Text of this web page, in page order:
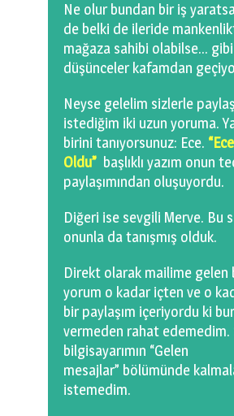
Ne olur bundan bir iş
de belki de ileride
mağaza sahibi olabilse… gibi
düşünceler kafamdan
Neyse gelelim sizlerle
istediğim iki uzun yoruma.
birini tanıyorsunuz: Ece.
Oldu” başlıklı yazım onun
paylaşımından oluşuyordu.
Diğeri ise sevgili Merve. Bu
onunla da tanışmış olduk.
Direkt olarak mailime gelen
yorum o kadar içten ve o
bir paylaşım içeriyordu ki
vermeden rahat edemedim.
bilgisayarımın “Gelen
mesajlar” bölümünde
istemedim.